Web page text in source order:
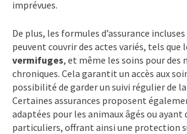
imprévues.
De plus, les formules d’assurance
peuvent couvrir des actes variés, tels que
vermifuges, et même les soins pour des
chroniques. Cela garantit un accès aux
possibilité de garder un suivi régulier de
Certaines assurances proposent
adaptées pour les animaux âgés ou ayant
particuliers, offrant ainsi une protection